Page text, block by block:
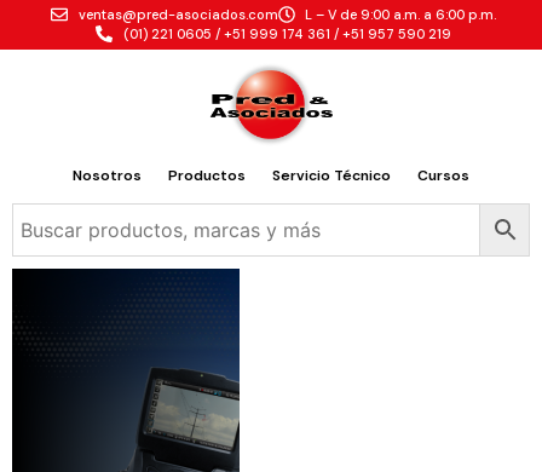
ventas@pred-asociados.com
L – V de 9:00 a.m. a 6:00 p.m.
(01) 221 0605 / +51 999 174 361 / +51 957 590 219
Nosotros Productos Servicio Técnico Cursos